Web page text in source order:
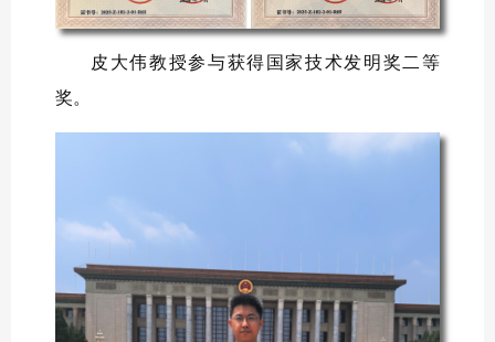
皮大伟教授参与获得国家技术发明奖二等
奖。